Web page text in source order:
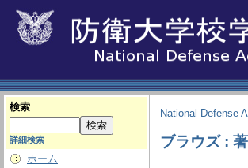
検索
詳細検索
ホーム
National Defense
ブラウズ :